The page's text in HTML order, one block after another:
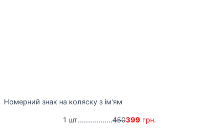
Номерний знак на коляску з ім'ям
1 шт..................450399 грн.